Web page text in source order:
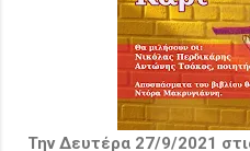
Την Δευτέρα 27/9/2021